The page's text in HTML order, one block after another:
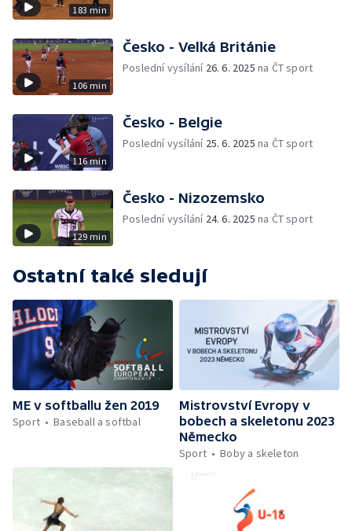
183 min
106 min
Česko - Velká Británie
Poslední vysílání 26. 6. 2025 na ČT sport
116 min
Česko - Belgie
Poslední vysílání 25. 6. 2025 na ČT sport
129 min
Česko - Nizozemsko
Poslední vysílání 24. 6. 2025 na ČT sport
Ostatní také sledují
ME v softballu žen 2019
Sport
Baseball a softbal
Mistrovství Evropy v
bobech a skeletonu 2023
Německo
Sport
Boby a skeleton